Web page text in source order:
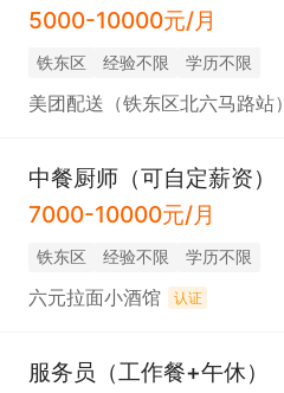
5000-10000元/月
铁东区 经验不限 学历不限
美团配送（铁东区北六马路站）
中餐厨师（可自定薪资）
7000-10000元/月
铁东区 经验不限 学历不限
六元拉面小酒馆 认证
服务员（工作餐+午休）